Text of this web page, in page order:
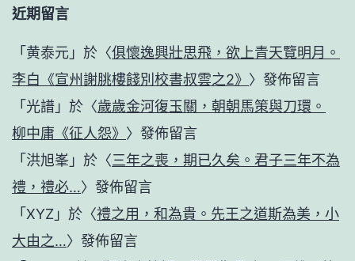
近期留言
「 黄泰元 」於〈俱懷逸興壯思飛，欲上青天覽明月。
李白《宣州謝朓樓餞別校書叔雲之2》 〉發佈留言
「 光譜 」於〈歲歲金河復玉關，朝朝馬策與刀環。
柳中庸《征人怨》 〉發佈留言
「 洪旭峯 」於〈三年之喪，期已久矣。君子三年不為
禮，禮必…〉發佈留言
「 XYZ 」於〈禮之用，和為貴。先王之道斯為美，小
大由之…〉發佈留言